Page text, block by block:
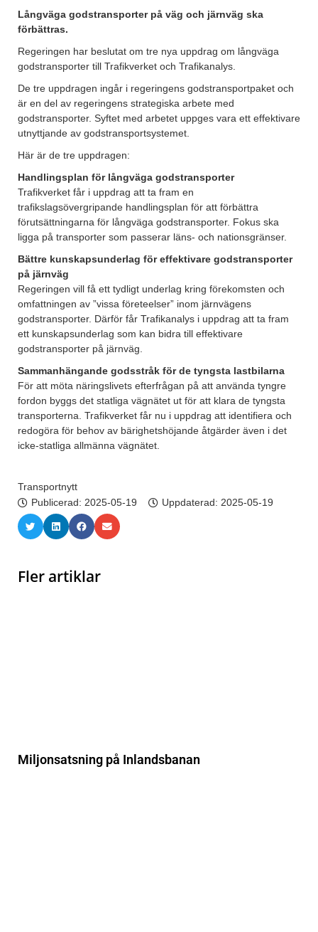
Långväga godstransporter på väg och järnväg ska
förbättras.
Regeringen har beslutat om tre nya uppdrag om långväga
godstransporter till Trafikverket och Trafikanalys.
De tre uppdragen ingår i regeringens godstransportpaket och
är en del av regeringens strategiska arbete med
godstransporter. Syftet med arbetet uppges vara ett effektivare
utnyttjande av godstransportsystemet.
Här är de tre uppdragen:
Handlingsplan för långväga godstransporter
Trafikverket får i uppdrag att ta fram en
trafikslagsövergripande handlingsplan för att förbättra
förutsättningarna för långväga godstransporter. Fokus ska
ligga på transporter som passerar läns- och nationsgränser.
Bättre kunskapsunderlag för effektivare godstransporter
på järnväg
Regeringen vill få ett tydligt underlag kring förekomsten och
omfattningen av ”vissa företeelser” inom järnvägens
godstransporter. Därför får Trafikanalys i uppdrag att ta fram
ett kunskapsunderlag som kan bidra till effektivare
godstransporter på järnväg.
Sammanhängande godsstråk för de tyngsta lastbilarna
För att möta näringslivets efterfrågan på att använda tyngre
fordon byggs det statliga vägnätet ut för att klara de tyngsta
transporterna. Trafikverket får nu i uppdrag att identifiera och
redogöra för behov av bärighetshöjande åtgärder även i det
icke-statliga allmänna vägnätet.
Transportnytt
Publicerad: 2025-05-19 Uppdaterad: 2025-05-19
Fler artiklar
Miljonsatsning på Inlandsbanan